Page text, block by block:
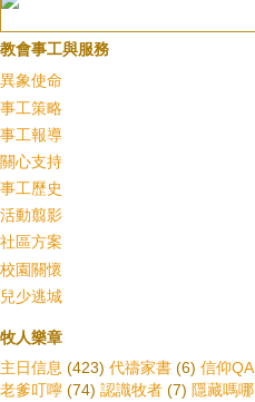
教會事工與服務
異象使命
事工策略
事工報導
關心支持
事工歷史
活動翦影
社區方案
校園關懷
兒少逃城
牧人樂章
主日信息 (423) 代禱家書 (6) 信仰QA
老爹叮嚀 (74) 認識牧者 (7) 隱藏嗎哪